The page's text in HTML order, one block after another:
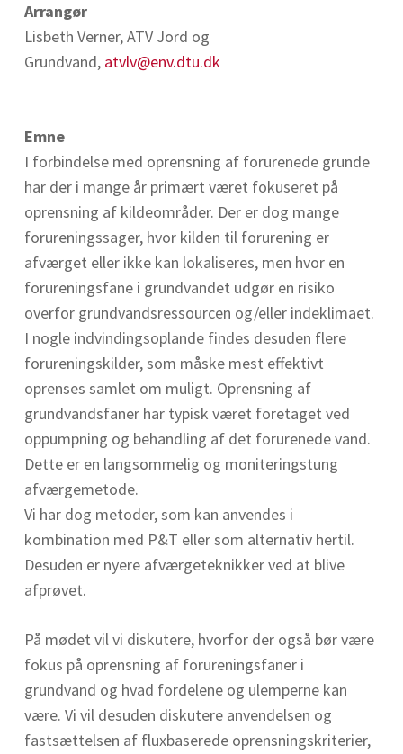
Arrangør
Lisbeth Verner, ATV Jord og
Grundvand, atvlv@env.dtu.dk
Emne
I forbindelse med oprensning af forurenede grunde
har der i mange år primært været fokuseret på
oprensning af kildeområder. Der er dog mange
forureningssager, hvor kilden til forurening er
afværget eller ikke kan lokaliseres, men hvor en
forureningsfane i grundvandet udgør en risiko
overfor grundvandsressourcen og/eller indeklimaet.
I nogle indvindingsoplande findes desuden flere
forureningskilder, som måske mest effektivt
oprenses samlet om muligt. Oprensning af
grundvandsfaner har typisk været foretaget ved
oppumpning og behandling af det forurenede vand.
Dette er en langsommelig og moniteringstung
afværgemetode.
Vi har dog metoder, som kan anvendes i
kombination med P&T eller som alternativ hertil.
Desuden er nyere afværgeteknikker ved at blive
afprøvet.
På mødet vil vi diskutere, hvorfor der også bør være
fokus på oprensning af forureningsfaner i
grundvand og hvad fordelene og ulemperne kan
være. Vi vil desuden diskutere anvendelsen og
fastsættelsen af fluxbaserede oprensningskriterier,